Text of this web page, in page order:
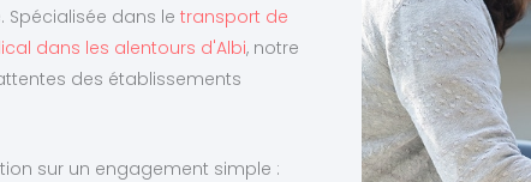
Spécialisée dans le transport de
dans les alentours d'Albi, notre
des établissements
sur un engagement simple :